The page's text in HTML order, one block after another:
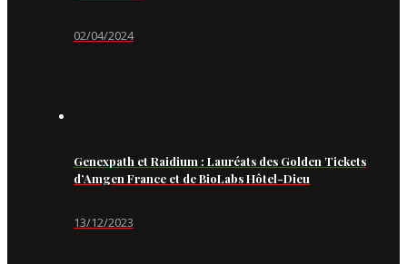
02/04/2024
Genexpath et Raidium : Lauréats des Golden Tickets
d’Amgen France et de BioLabs Hôtel-Dieu
13/12/2023